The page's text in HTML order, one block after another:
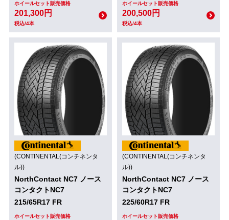
ホイールセット販売価格
201,300円
税込/4本
ホイールセット販売価格
200,500円
税込/4本
(CONTINENTAL(コンチネンタ
ル))
NorthContact NC7 ノース
コンタクトNC7
215/65R17 FR
ホイールセット販売価格
(CONTINENTAL(コンチネンタ
ル))
NorthContact NC7 ノース
コンタクトNC7
225/60R17 FR
ホイールセット販売価格